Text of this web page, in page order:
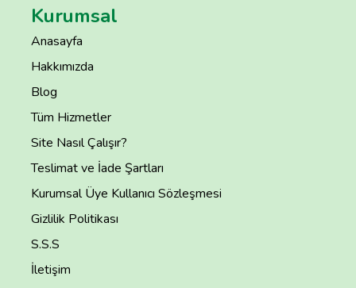
Kurumsal
Anasayfa
Hakkımızda
Blog
Tüm Hizmetler
Site Nasıl Çalışır?
Teslimat ve İade Şartları
Kurumsal Üye Kullanıcı Sözleşmesi
Gizlilik Politikası
S.S.S
İletişim